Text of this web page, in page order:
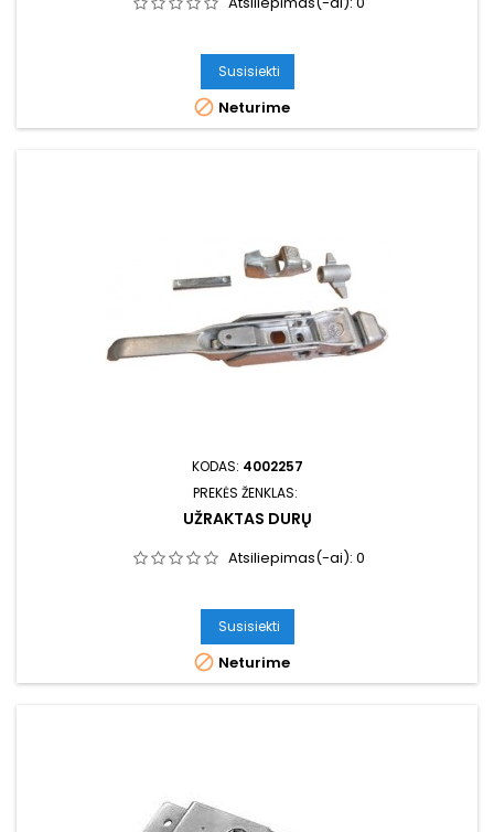
Susisiekti
 Neturime
KODAS: 4002257
PREKĖS ŽENKLAS:
UŽRAKTAS DURŲ
Atsiliepimas(-ai): 0
Susisiekti
 Neturime